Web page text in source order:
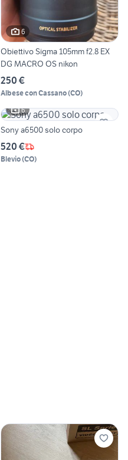
6
Obiettivo Sigma 105mm f2.8 EX
DG MACRO OS nikon
250 €
Albese con Cassano(CO)
6
Sony a6500 solo corpo
520 €
Blevio(CO)